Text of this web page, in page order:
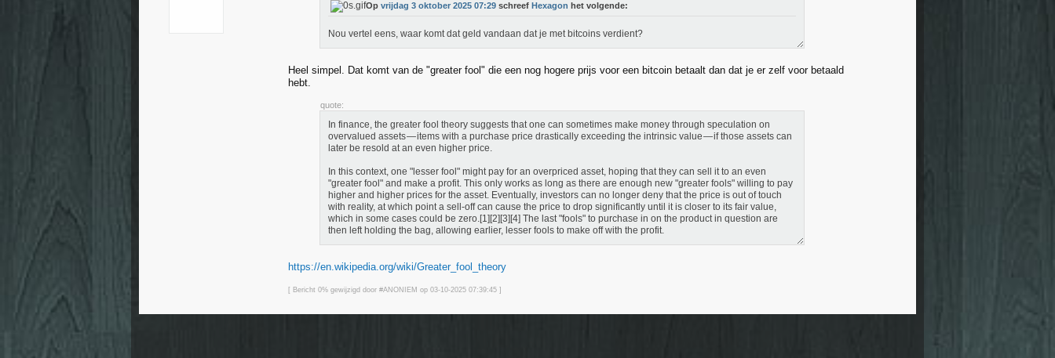
Op vrijdag 3 oktober 2025 07:29 schreef Hexagon het volgende:
Nou vertel eens, waar komt dat geld vandaan dat je met bitcoins verdient?
Heel simpel. Dat komt van de "greater fool" die een nog hogere prijs voor een bitcoin betaalt dan dat je er zelf voor betaald
hebt.
quote:
In finance, the greater fool theory suggests that one can sometimes make money through speculation on
overvalued assets — items with a purchase price drastically exceeding the intrinsic value — if those assets can
later be resold at an even higher price.
In this context, one "lesser fool" might pay for an overpriced asset, hoping that they can sell it to an even
"greater fool" and make a profit. This only works as long as there are enough new "greater fools" willing to pay
higher and higher prices for the asset. Eventually, investors can no longer deny that the price is out of touch
with reality, at which point a sell-off can cause the price to drop significantly until it is closer to its fair value,
which in some cases could be zero.[1][2][3][4] The last "fools" to purchase in on the product in question are
then left holding the bag, allowing earlier, lesser fools to make off with the profit.
https://en.wikipedia.org/wiki/Greater_fool_theory
[ Bericht 0% gewijzigd door #ANONIEM op 03-10-2025 07:39:45 ]